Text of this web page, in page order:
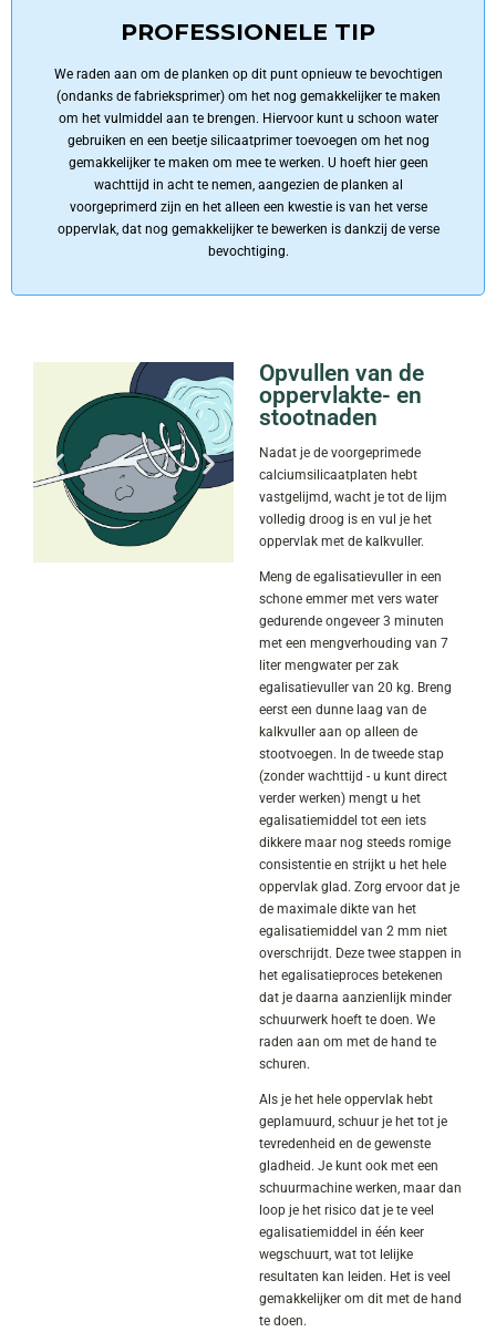
PROFESSIONELE TIP
We raden aan om de planken op dit punt opnieuw te bevochtigen
(ondanks de fabrieksprimer) om het nog gemakkelijker te maken
om het vulmiddel aan te brengen. Hiervoor kunt u schoon water
gebruiken en een beetje silicaatprimer toevoegen om het nog
gemakkelijker te maken om mee te werken. U hoeft hier geen
wachttijd in acht te nemen, aangezien de planken al
voorgeprimerd zijn en het alleen een kwestie is van het verse
oppervlak, dat nog gemakkelijker te bewerken is dankzij de verse
bevochtiging.
Opvullen van de
oppervlakte- en
stootnaden
Nadat je de voorgeprimede
calciumsilicaatplaten hebt
vastgelijmd, wacht je tot de lijm
volledig droog is en vul je het
oppervlak met de kalkvuller.
Meng de egalisatievuller in een
schone emmer met vers water
gedurende ongeveer 3 minuten
met een mengverhouding van 7
liter mengwater per zak
egalisatievuller van 20 kg. Breng
eerst een dunne laag van de
kalkvuller aan op alleen de
stootvoegen. In de tweede stap
(zonder wachttijd - u kunt direct
verder werken) mengt u het
egalisatiemiddel tot een iets
dikkere maar nog steeds romige
consistentie en strijkt u het hele
oppervlak glad. Zorg ervoor dat je
de maximale dikte van het
egalisatiemiddel van 2 mm niet
overschrijdt. Deze twee stappen in
het egalisatieproces betekenen
dat je daarna aanzienlijk minder
schuurwerk hoeft te doen. We
raden aan om met de hand te
schuren.
Als je het hele oppervlak hebt
geplamuurd, schuur je het tot je
tevredenheid en de gewenste
gladheid. Je kunt ook met een
schuurmachine werken, maar dan
loop je het risico dat je te veel
egalisatiemiddel in één keer
wegschuurt, wat tot lelijke
resultaten kan leiden. Het is veel
gemakkelijker om dit met de hand
te doen.